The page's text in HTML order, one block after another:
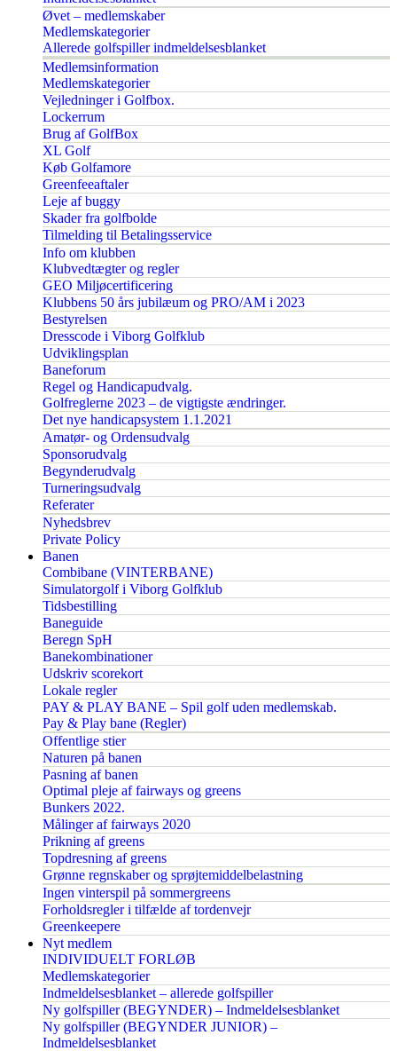
Øvet – medlemskaber
Medlemskategorier
Allerede golfspiller indmeldelsesblanket
Medlemsinformation
Medlemskategorier
Vejledninger i Golfbox.
Lockerrum
Brug af GolfBox
XL Golf
Køb Golfamore
Greenfeeaftaler
Leje af buggy
Skader fra golfbolde
Tilmelding til Betalingsservice
Info om klubben
Klubvedtægter og regler
GEO Miljøcertificering
Klubbens 50 års jubilæum og PRO/AM i 2023
Bestyrelsen
Dresscode i Viborg Golfklub
Udviklingsplan
Baneforum
Regel og Handicapudvalg.
Golfreglerne 2023 – de vigtigste ændringer.
Det nye handicapsystem 1.1.2021
Amatør- og Ordensudvalg
Sponsorudvalg
Begynderudvalg
Turneringsudvalg
Referater
Nyhedsbrev
Private Policy
Banen
Combibane (VINTERBANE)
Simulatorgolf i Viborg Golfklub
Tidsbestilling
Baneguide
Beregn SpH
Banekombinationer
Udskriv scorekort
Lokale regler
PAY & PLAY BANE – Spil golf uden medlemskab.
Pay & Play bane (Regler)
Offentlige stier
Naturen på banen
Pasning af banen
Optimal pleje af fairways og greens
Bunkers 2022.
Målinger af fairways 2020
Prikning af greens
Topdresning af greens
Grønne regnskaber og sprøjtemiddelbelastning
Ingen vinterspil på sommergreens
Forholdsregler i tilfælde af tordenvejr
Greenkeepere
Nyt medlem
INDIVIDUELT FORLØB
Medlemskategorier
Indmeldelsesblanket – allerede golfspiller
Ny golfspiller (BEGYNDER) – Indmeldelsesblanket
Ny golfspiller (BEGYNDER JUNIOR) –
Indmeldelsesblanket